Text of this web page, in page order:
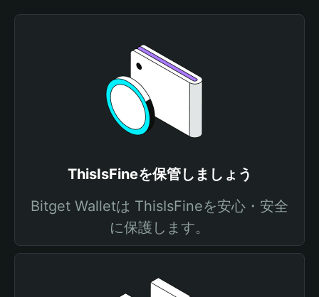
ThisIsFineを保管しましょう
Bitget Walletは ThisIsFineを安心・安全
に保護します。